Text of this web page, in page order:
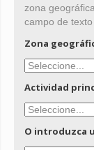
zona
campo de texto
Zona
Actividad
O introduzca